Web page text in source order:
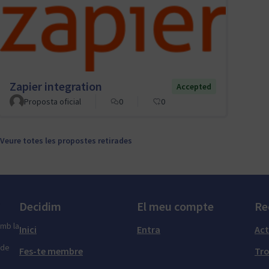
Zapier integration
Accepted
Proposta oficial
0 0
Veure totes les propostes retirades
la
Decidim
Inici
Fes-te membre
El meu compte
Entra